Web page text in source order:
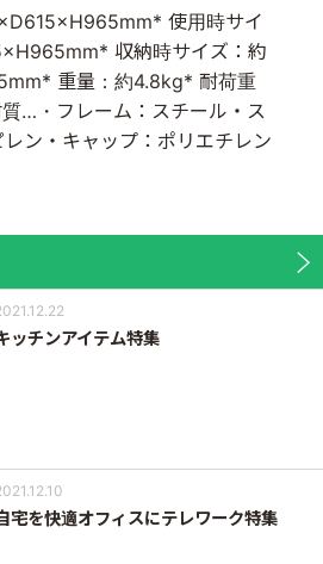
使用時サイ
収納時サイズ：約
重量：約4.8kg* 耐荷重
…・フレーム：スチール・ス
ン・キャップ：ポリエチレン
ッチンアイテム特集
宅を快適オフィスにテレワーク特集